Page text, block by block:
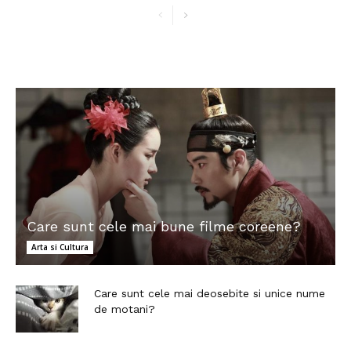
Care sunt cele mai bune filme coreene?
Arta si Cultura
Care sunt cele mai deosebite si unice nume
de motani?